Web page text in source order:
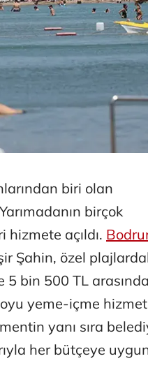
biri olan
birçok
açıldı.
Şahin, özel
5 bin 500 TL arasında
yeme-içme
yanı sıra
her bütçeye